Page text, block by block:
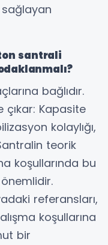
sağlayan
santrali
bağlıdır.
Kapasite
kolaylığı,
teorik
koşullarında bu
referansları,
koşullarına
bir